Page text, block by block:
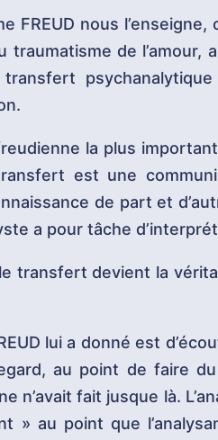
nous l’enseigne,
de l’amour,
la plus
est une
de part et
a pour tâche
transfert devient la
lui a donné est
au point de faire
n’avait fait jusque là.
» au point que